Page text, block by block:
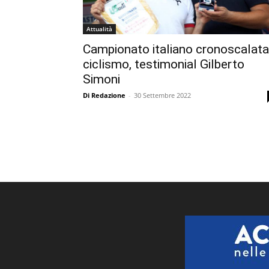
Attualità
Campionato italiano cronoscalata
ciclismo, testimonial Gilberto
Simoni
Di Redazione - 30 Settembre 2022